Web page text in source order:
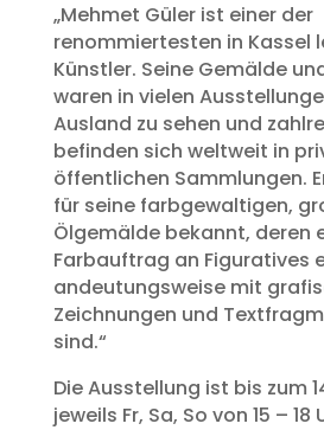
„Mehmet Güler ist einer der
renommiertesten in Kassel
Künstler. Seine Gemälde
waren in vielen
Ausland zu sehen und
befinden sich weltweit in
öffentlichen Sammlungen.
für seine farbgewaltigen,
Ölgemälde bekannt, deren
Farbauftrag an Figuratives
andeutungsweise mit
Zeichnungen und
sind.“
Die Ausstellung ist bis zum
jeweils Fr, Sa, So von 15 – 18